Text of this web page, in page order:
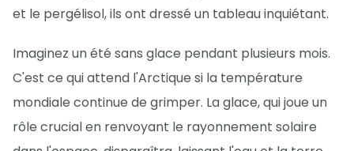
et le pergélisol, ils ont dressé un tableau inquiétant.
Imaginez un été sans glace pendant plusieurs mois.
C'est ce qui attend l'Arctique si la température
mondiale continue de grimper. La glace, qui joue un
rôle crucial en renvoyant le rayonnement solaire